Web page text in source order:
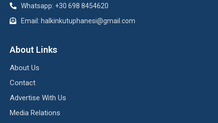
Whatsapp: +30 698 8454620
Email: halkinkutuphanesi@gmail.com
About Links
About Us
Contact
Advertise With Us
Media Relations